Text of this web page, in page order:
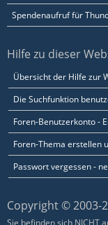
Spendenaufruf für
Hilfe zu dieser
Übersicht der Hilfe zur
Die Suchfunktion
Foren-Benutzerkonto -
Foren-Thema erstellen
Passwort vergessen -
Copyright © 2003-